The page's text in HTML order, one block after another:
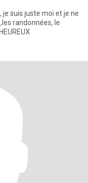
suis juste moi et je ne
randonnées, le